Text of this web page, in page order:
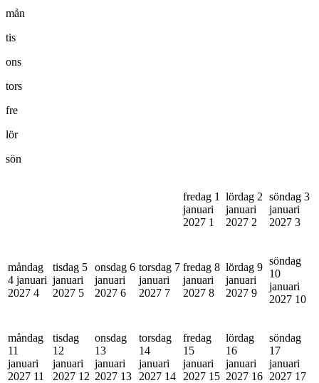
mån
tis
ons
tors
fre
lör
sön
fredag 1
januari
2027 1
lördag 2
januari
2027 2
söndag 3
januari
2027 3
måndag
4 januari
2027 4
tisdag 5
januari
2027 5
onsdag 6
januari
2027 6
torsdag 7
januari
2027 7
fredag 8
januari
2027 8
lördag 9
januari
2027 9
söndag
10
januari
2027 10
måndag
11
januari
2027 11
tisdag
12
januari
2027 12
onsdag
13
januari
2027 13
torsdag
14
januari
2027 14
fredag
15
januari
2027 15
lördag
16
januari
2027 16
söndag
17
januari
2027 17